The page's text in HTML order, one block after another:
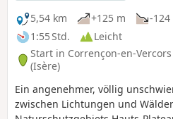
5,54 km
+125 m
-124
1:55 Std.
Leicht
Start in Corrençon-en-Vercors
(Isère)
Ein angenehmer, völlig
zwischen Lichtungen und